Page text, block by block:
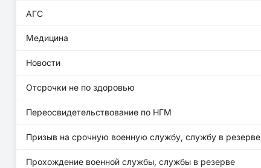
АГС
Медицина
Новости
Отсрочки не по здоровью
Переосвидетельствование по НГМ
Призыв на срочную военную службу, службу в резерве
Прохождение военной службы, службы в резерве